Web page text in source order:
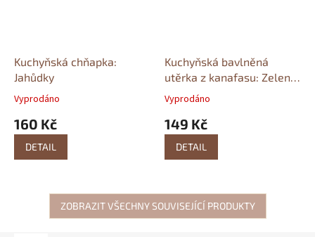
Kuchyňská chňapka:
Jahůdky
Vyprodáno
160 Kč
DETAIL
Kuchyňská bavlněná
utěrka z kanafasu: Zelená
kostka
Vyprodáno
149 Kč
DETAIL
ZOBRAZIT VŠECHNY SOUVISEJÍCÍ PRODUKTY